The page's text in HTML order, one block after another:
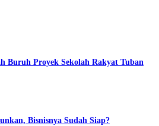
Buruh Proyek Sekolah Rakyat Tuban
Bisnisnya Sudah Siap?